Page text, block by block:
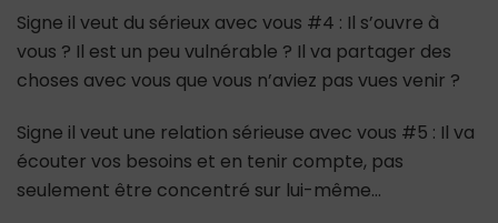
Signe il veut du sérieux avec vous #4 : Il s’ouvre à
vous ? Il est un peu vulnérable ? Il va partager des
choses avec vous que vous n’aviez pas vues venir ?
Signe il veut une relation sérieuse avec vous #5 : Il va
écouter vos besoins et en tenir compte, pas
seulement être concentré sur lui-même…